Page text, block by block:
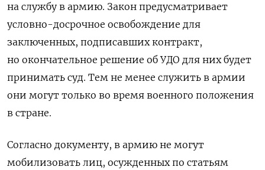
на службу в армию. Закон предусматривает
условно-досрочное освобождение для
заключенных, подписавших контракт,
но окончательное решение об УДО для них будет
принимать суд. Тем не менее служить в армии
они могут только во время военного положения
в стране.
Согласно документу, в армию не могут
мобилизовать лиц, осужденных по статьям